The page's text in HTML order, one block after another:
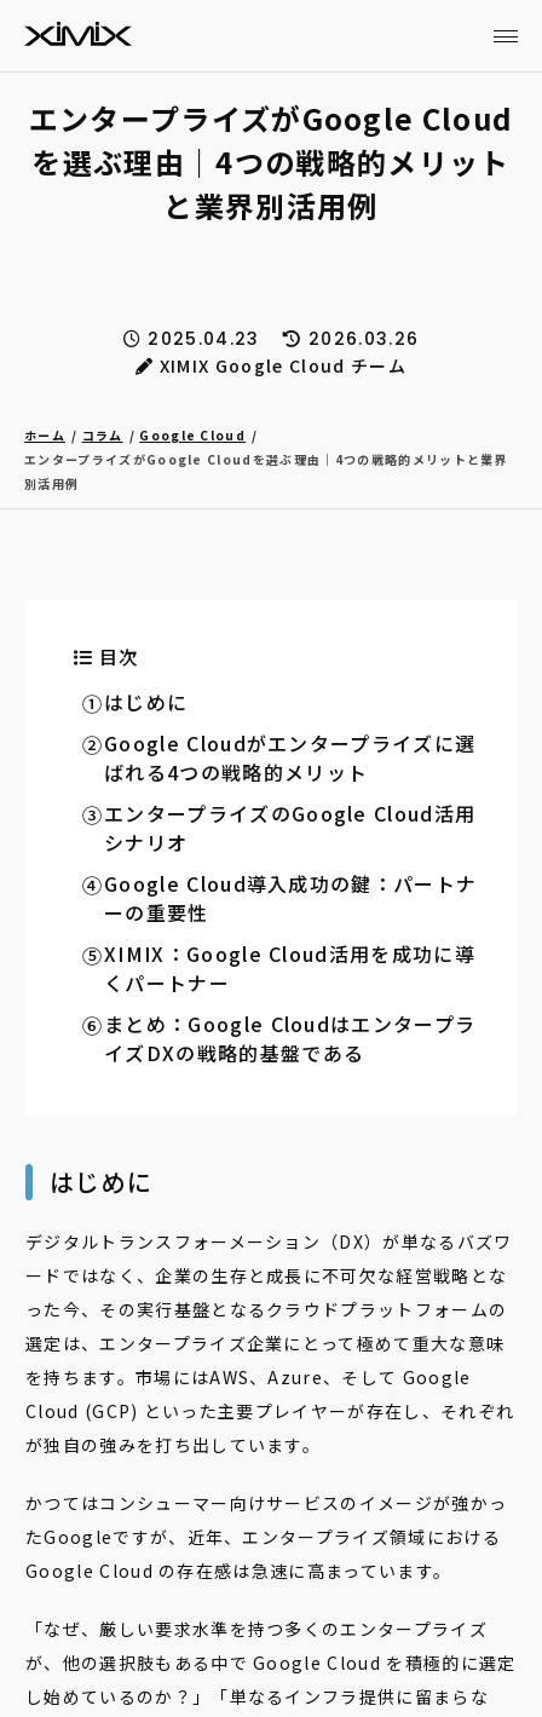
エンタープライズがGoogle Cloud
を選ぶ理由｜4つの戦略的メリット
と業界別活用例
2025.04.23
2026.03.26
XIMIX Google Cloud チーム
ホーム コラム
Google Cloud
エンタープライズがGoogle Cloudを選ぶ理由｜4つの戦略的メリットと業界
別活用例
目次
はじめに
Google Cloudがエンタープライズに選
ばれる4つの戦略的メリット
エンタープライズのGoogle Cloud活用
シナリオ
Google Cloud導入成功の鍵：パートナ
ーの重要性
XIMIX：Google Cloud活用を成功に導
くパートナー
まとめ：Google Cloudはエンタープラ
イズDXの戦略的基盤である
はじめに
デジタルトランスフォーメーション（DX）が単なるバズワ
ードではなく、企業の生存と成長に不可欠な経営戦略とな
った今、その実行基盤となるクラウドプラットフォームの
選定は、エンタープライズ企業にとって極めて重大な意味
を持ちます。市場にはAWS、Azure、そして Google
Cloud (GCP) といった主要プレイヤーが存在し、それぞれ
が独自の強みを打ち出しています。
かつてはコンシューマー向けサービスのイメージが強かっ
たGoogleですが、近年、エンタープライズ領域における
Google Cloud の存在感は急速に高まっています。
「なぜ、厳しい要求水準を持つ多くのエンタープライズ
が、他の選択肢もある中で Google Cloud を積極的に選定
し始めているのか？」「単なるインフラ提供に留まらな